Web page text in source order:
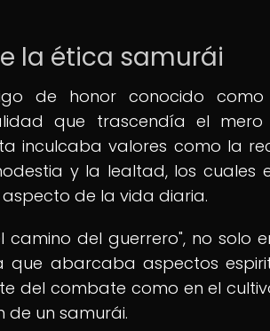
la ética samurái
de honor conocido como
que trascendía el mero
inculcaba valores como la
y la lealtad, los cuales
de la vida diaria.
camino del guerrero", no solo
abarcaba aspectos
del combate como en el
de un samurái.